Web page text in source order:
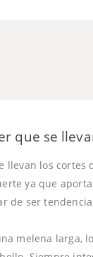
que se
llevan los
ya que
de ser
melena larga,